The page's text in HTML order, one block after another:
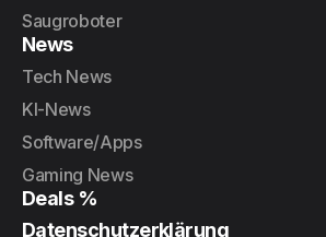
Saugroboter
News
Tech News
KI-News
Software/Apps
Gaming News
Deals %
Datenschutzerklärung